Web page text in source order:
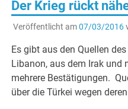
Der Krieg rückt
Veröffentlicht am07/03/2016
Es gibt aus den Quellen
Libanon, aus dem Irak und
mehrere Bestätigungen.
über die Türkei wegen